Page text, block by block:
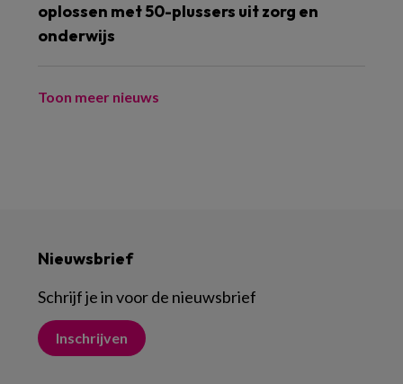
oplossen met 50-plussers uit zorg en
onderwijs
Toon meer nieuws
Nieuwsbrief
Schrijf je in voor de nieuwsbrief
Inschrijven